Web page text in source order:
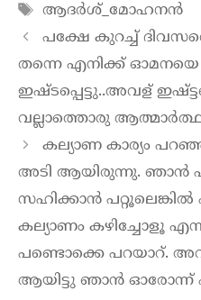
ആദർശ്_മോഹനൻ
പക്ഷേ കുറച്ച്
തന്നെ എനിക്ക് ഓമനയെ
ഇഷ്ടപ്പെട്ടു..അവള്
വല്ലാത്തൊരു
കല്യാണ കാര്യം
അടി ആയിരുന്നു. ഞാൻ
സഹിക്കാൻ പറ്റൂലെങ്കിൽ
കല്യാണം കഴിച്ചോളൂ
പണ്ടൊക്കെ പറയാറ്.
ആയിട്ടു ഞാൻ